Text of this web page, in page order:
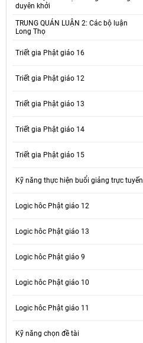
duyên khởi
TRUNG QUÁN LUẬN 2: Các bộ luận
Long Thọ
Triết gia Phật giáo 16
Triết gia Phật giáo 12
Triết gia Phật giáo 13
Triết gia Phật giáo 14
Triết gia Phật giáo 15
Kỹ năng thực hiện buổi giảng trực tuyến
Logic hôc Phật giáo 12
Logic hôc Phật giáo 13
Logic hôc Phật giáo 9
Logic hôc Phật giáo 10
Logic hôc Phật giáo 11
Kỹ năng chọn đề tài